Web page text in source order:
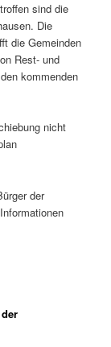
sind die
Die
die Gemeinden
Rest- und
kommenden
nicht
der